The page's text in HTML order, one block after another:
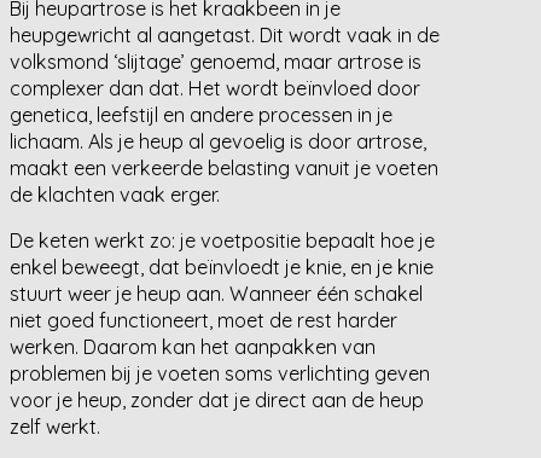
Bij heupartrose is het kraakbeen in je
heupgewricht al aangetast. Dit wordt vaak in de
volksmond ‘slijtage’ genoemd, maar artrose is
complexer dan dat. Het wordt beïnvloed door
genetica, leefstijl en andere processen in je
lichaam. Als je heup al gevoelig is door artrose,
maakt een verkeerde belasting vanuit je voeten
de klachten vaak erger.
De keten werkt zo: je voetpositie bepaalt hoe je
enkel beweegt, dat beïnvloedt je knie, en je knie
stuurt weer je heup aan. Wanneer één schakel
niet goed functioneert, moet de rest harder
werken. Daarom kan het aanpakken van
problemen bij je voeten soms verlichting geven
voor je heup, zonder dat je direct aan de heup
zelf werkt.